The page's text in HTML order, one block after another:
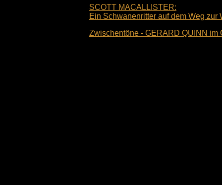
SCOTT MACALLISTER:
Ein Schwanenritter auf dem Weg zur
Zwischentöne - GERARD QUINN im